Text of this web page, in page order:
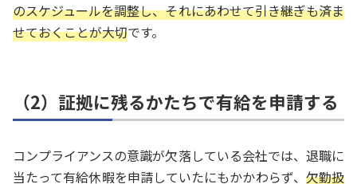
のスケジュールを調整し、それにあわせて引き継ぎも済ま
せておくことが大切です。
（2）証拠に残るかたちで有給を申請する
コンプライアンスの意識が欠落している会社では、退職に
当たって有給休暇を申請していたにもかかわらず、 欠勤扱